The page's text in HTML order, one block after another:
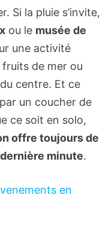
Si la pluie s’invite,
ou le musée de
une activité
de mer ou
centre. Et ce
un coucher de
ce soit en solo,
offre toujours de
minute.
en